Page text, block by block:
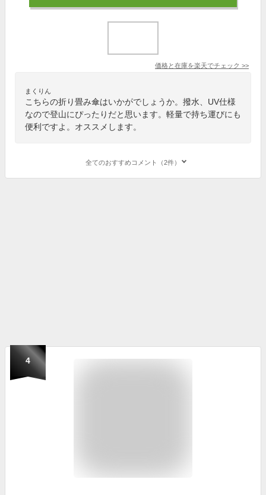
価格と在庫を楽天でチェック >>
まくりん
こちらの折り畳み傘はいかがでしょうか。撥水、UV仕様
なので登山にぴったりだと思います。軽量で持ち運びにも
便利ですよ。オススメします。
全てのおすすめコメント（2件）
4